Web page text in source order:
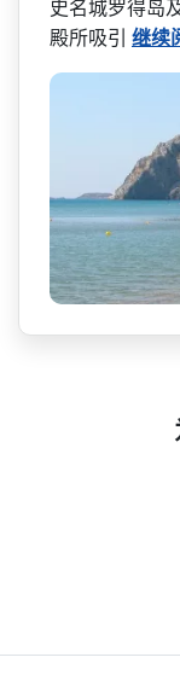
史名城罗得岛
殿所吸引 继续